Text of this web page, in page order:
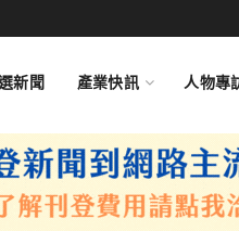
新聞 產業快訊 人物專